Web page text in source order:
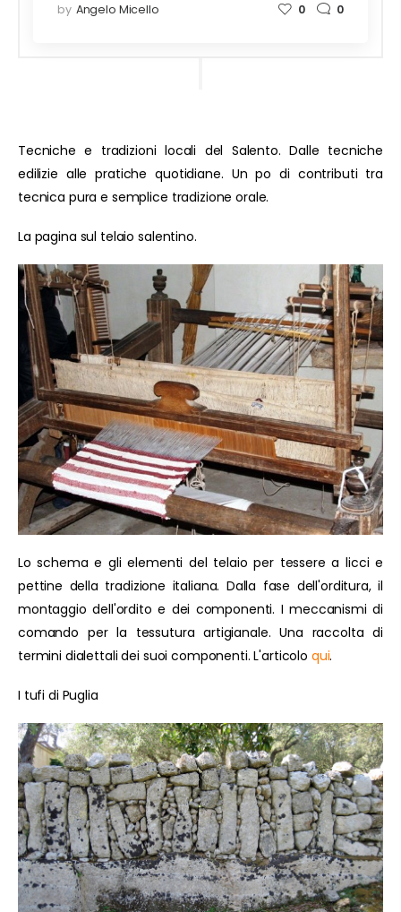
by Angelo Micello 0 0
Tecniche e tradizioni locali del Salento. Dalle tecniche
edilizie alle pratiche quotidiane. Un po di contributi tra
tecnica pura e semplice tradizione orale.
La pagina sul telaio salentino.
Lo schema e gli elementi del telaio per tessere a licci e
pettine della tradizione italiana. Dalla fase dell'orditura, il
montaggio dell'ordito e dei componenti. I meccanismi di
comando per la tessutura artigianale. Una raccolta di
termini dialettali dei suoi componenti. L'articolo qui.
I tufi di Puglia